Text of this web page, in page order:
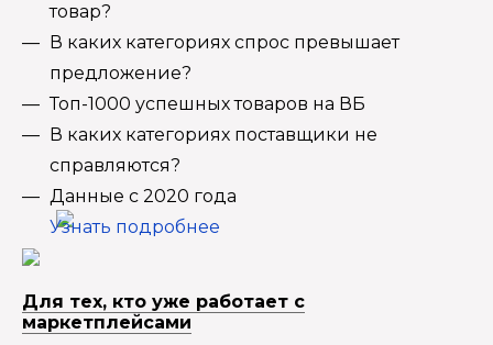
товар?
В каких категориях спрос превышает
предложение?
Топ-1000 успешных товаров на ВБ
В каких категориях поставщики не
справляются?
Данные с 2020 года
Узнать подробнее
Для тех, кто уже работает с
маркетплейсами